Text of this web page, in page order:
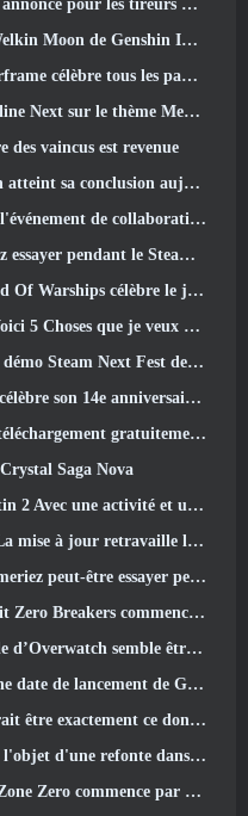
de survie en équipe qui prennent du temps
Impact touche à sa fin.. Sur la Lune
tous les papas de l'espace
de Netmarble sera lancé à l'échelle mondiale
vaincus est revenue
dans la dernière mise à jour de SWTOR
de collaboration EVANGELION
pendant le Steam Next Fest
des États-Unis avec une nouvelle campagne narrative
que je veux voir du MMO Riot
de Embers Of The Uncrowned demain
un mystère qu'ils doivent résoudre ensemble
(Et garde) Pour une durée limitée
Saga Nova
et un titre spéciaux dans le jeu
retravaille le butin et la pêche
essayer pendant le Bullet Fest
commence aujourd’hui
être un chef du crime cyborg surmené
lancement de Global RF Online
l’industrie du MMO a besoin en ce moment
à jour visuelle du jeu au cours des dix dernières années
île de Bangboo dans le ciel, Et vers la plateforme Steam